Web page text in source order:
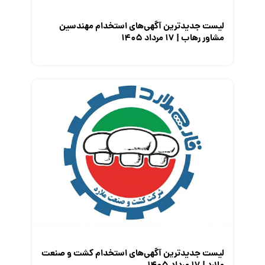
لیست جدیدترین آگهی‌های استخدام مهندسین
مشاور رهاب | ۱۷ مرداد ۱۴۰۵
لیست جدیدترین آگهی‌های استخدام کشت و صنعت